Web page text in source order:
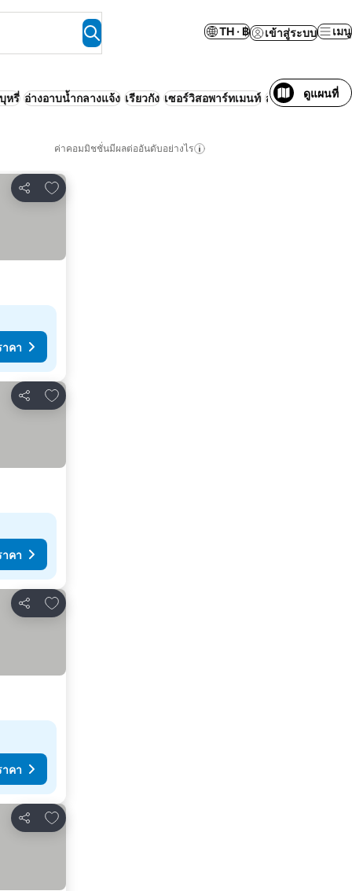
TH · ฿ เข้าสู่ระบบ เมนู
หรี่ อ่างอาบน้ำกลางแจ้ง เรียวกัง เซอร์วิสอพาร์ทเมนท์ สัตว์เลี้ยงเข้าได้
ดูแผนที่
ค่าคอมมิชชั่นมีผลต่ออันดับอย่างไร
แชร์
เพิ่มในรายการโปรด
คา
แชร์
เพิ่มในรายการโปรด
คา
แชร์
เพิ่มในรายการโปรด
คา
แชร์
เพิ่มในรายการโปรด